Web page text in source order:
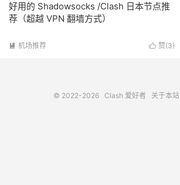
好用的 Shadowsocks /Clash 日本节点推
荐（超越 VPN 翻墙方式）
 赞(3)
 机场推荐
© 2022-2026 Clash 爱好者 关于本站